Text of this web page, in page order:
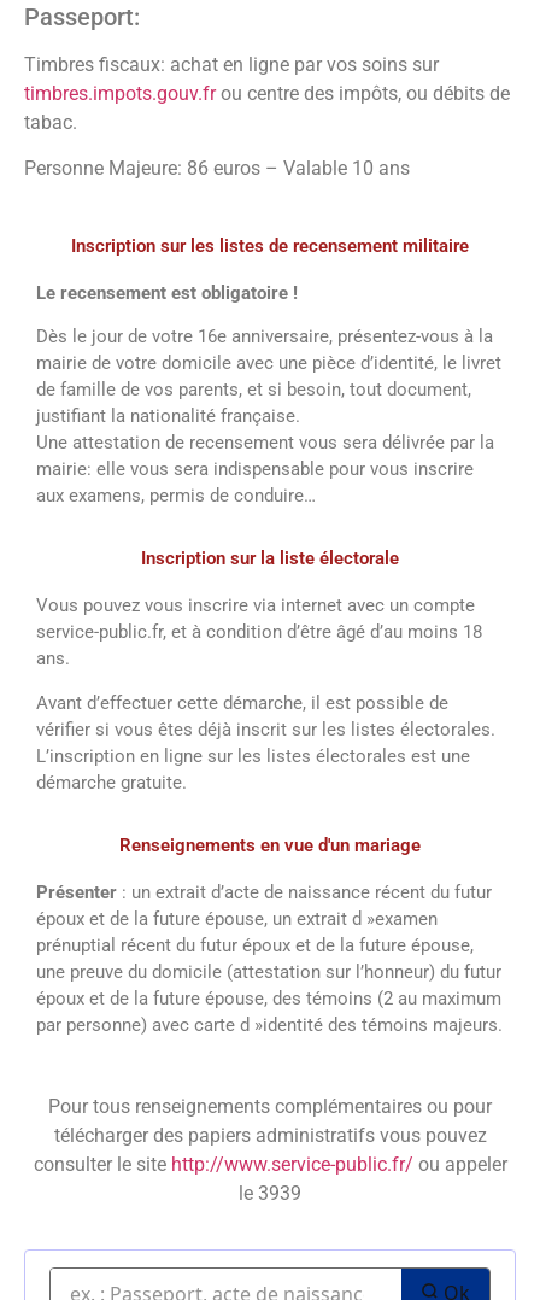
Passeport:
Timbres fiscaux: achat en ligne par vos soins sur
timbres.impots.gouv.frou centre des impôts, ou débits de
tabac.
Personne Majeure: 86 euros – Valable 10 ans
Inscription sur les listes de recensement militaire
Le recensement est obligatoire !
Dès le jour de votre 16e anniversaire, présentez-vous à la
mairie de votre domicile avec une pièce d’identité, le livret
de famille de vos parents, et si besoin, tout document,
justifiant la nationalité française.
Une attestation de recensement vous sera délivrée par la
mairie: elle vous sera indispensable pour vous inscrire
aux examens, permis de conduire…
Inscription sur la liste électorale
Vous pouvez vous inscrire via internet avec un compte
service-public.fr, et à condition d’être âgé d’au moins 18
ans.
Avant d’effectuer cette démarche, il est possible de
vérifier si vous êtes déjà inscrit sur les listes électorales.
L’inscription en ligne sur les listes électorales est une
démarche gratuite.
Renseignements en vue d'un mariage
Présenter : un extrait d’acte de naissance récent du futur
époux et de la future épouse, un extrait d »examen
prénuptial récent du futur époux et de la future épouse,
une preuve du domicile (attestation sur l’honneur) du futur
époux et de la future épouse, des témoins (2 au maximum
par personne) avec carte d »identité des témoins majeurs.
Pour tous renseignements complémentaires ou pour
télécharger des papiers administratifs vous pouvez
consulter le site http://www.service-public.fr/ ou appeler
le 3939
Ok